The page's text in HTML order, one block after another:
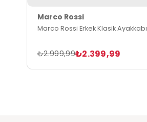
Marco Rossi
Marco Rossi Erkek Klasik Ayakkabı
₺2.399,99
₺2.999,99